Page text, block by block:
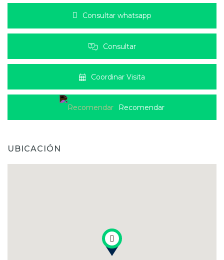
Consultar whatsapp
Consultar
Coordinar Visita
Recomendar
UBICACIÓN